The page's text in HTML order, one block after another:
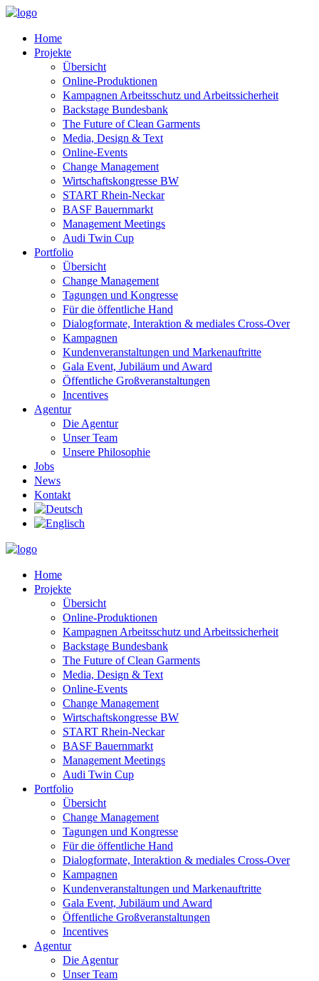
Home
Projekte
Übersicht
Online-Produktionen
Kampagnen Arbeitsschutz und Arbeitssicherheit
Backstage Bundesbank
The Future of Clean Garments
Media, Design & Text
Online-Events
Change Management
Wirtschaftskongresse BW
START Rhein-Neckar
BASF Bauernmarkt
Management Meetings
Audi Twin Cup
Portfolio
Übersicht
Change Management
Tagungen und Kongresse
Für die öffentliche Hand
Dialogformate, Interaktion & mediales Cross-Over
Kampagnen
Kundenveranstaltungen und Markenauftritte
Gala Event, Jubiläum und Award
Öffentliche Großveranstaltungen
Incentives
Agentur
Die Agentur
Unser Team
Unsere Philosophie
Jobs
News
Kontakt
Home
Projekte
Übersicht
Online-Produktionen
Kampagnen Arbeitsschutz und Arbeitssicherheit
Backstage Bundesbank
The Future of Clean Garments
Media, Design & Text
Online-Events
Change Management
Wirtschaftskongresse BW
START Rhein-Neckar
BASF Bauernmarkt
Management Meetings
Audi Twin Cup
Portfolio
Übersicht
Change Management
Tagungen und Kongresse
Für die öffentliche Hand
Dialogformate, Interaktion & mediales Cross-Over
Kampagnen
Kundenveranstaltungen und Markenauftritte
Gala Event, Jubiläum und Award
Öffentliche Großveranstaltungen
Incentives
Agentur
Die Agentur
Unser Team